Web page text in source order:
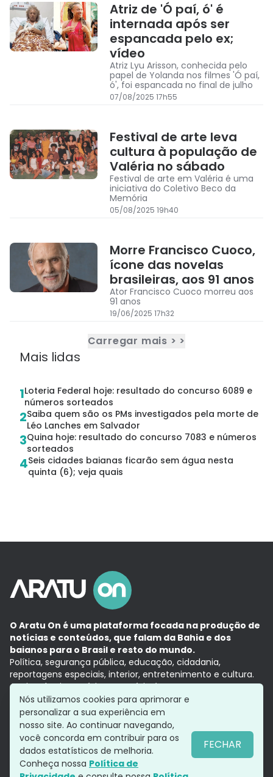
Atriz de 'Ó paí, ó' é
internada após ser
espancada pelo ex;
vídeo
Atriz Lyu Arisson, conhecida pelo
papel de Yolanda nos filmes 'Ó paí,
ó', foi espancada no final de julho
07/08/2025 17h55
Festival de arte leva
cultura à população de
Valéria no sábado
Festival de arte em Valéria é uma
iniciativa do Coletivo Beco da
Memória
05/08/2025 19h40
Morre Francisco Cuoco,
ícone das novelas
brasileiras, aos 91 anos
Ator Francisco Cuoco morreu aos
91 anos
19/06/2025 17h32
Carregar mais > >
Mais lidas
1Loteria Federal hoje: resultado do concurso 6089 e
números sorteados
2Saiba quem são os PMs investigados pela morte de
Léo Lanches em Salvador
3Quina hoje: resultado do concurso 7083 e números
sorteados
4Seis cidades baianas ficarão sem água nesta
quinta (6); veja quais
O Aratu On é uma plataforma focada na produção de
notícias e conteúdos, que falam da Bahia e dos
baianos para o Brasil e resto do mundo.
Política, segurança pública, educação, cidadania,
reportagens especiais, interior, entretenimento e cultura.
Aqui, tudo vira notícia e a notícia é no tempo presente,
com a credibilidade do Grupo Aratu.
Grupo Aratu
Política de privacidade
Siga-nos
Nós utilizamos cookies para aprimorar e
personalizar a sua experiência em
nosso site. Ao continuar navegando,
você concorda em contribuir para os
dados estatísticos de melhoria.
Conheça nossa Política de
FECHAR